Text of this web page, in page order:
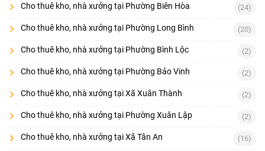
Cho thuê kho, nhà xưởng tại Phường Biên Hòa (24)
Cho thuê kho, nhà xưởng tại Phường Long Bình (20)
Cho thuê kho, nhà xưởng tại Phường Bình Lộc (2)
Cho thuê kho, nhà xưởng tại Phường Bảo Vinh (2)
Cho thuê kho, nhà xưởng tại Xã Xuân Thành (2)
Cho thuê kho, nhà xưởng tại Phường Xuân Lập (2)
Cho thuê kho, nhà xưởng tại Xã Tân An (16)